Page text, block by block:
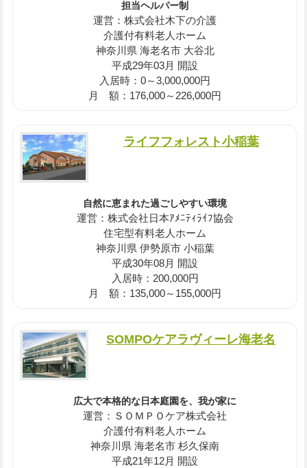
担当ヘルパー制
運営：株式会社木下の介護
介護付有料老人ホーム
神奈川県 海老名市 大谷北
平成29年03月 開設
入居時：0～3,000,000円
月 額：176,000～226,000円
ライフフォレスト小稲葉
自然に恵まれた過ごしやすい環境
運営：株式会社日本ｱﾒﾆﾃｨﾗｲﾌ協会
住宅型有料老人ホーム
神奈川県 伊勢原市 小稲葉
平成30年08月 開設
入居時：200,000円
月 額：135,000～155,000円
SOMPOケアラヴィーレ海老名
広大で本格的な日本庭園を、我が家に
運営：ＳＯＭＰＯケア株式会社
介護付有料老人ホーム
神奈川県 海老名市 杉久保南
平成21年12月 開設